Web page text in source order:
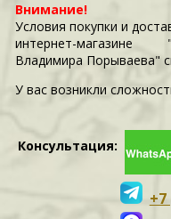
Внимание!
Условия покупки и
интернет-магазине
Владимира Порываева"
У вас возникли
Консультация:
+7